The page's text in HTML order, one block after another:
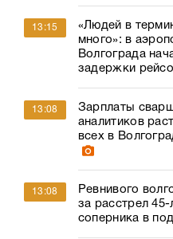
13:15
«Людей в
много»: в
Волгограда
задержки
13:08
Зарплаты
аналитиков
всех в
13:08
Ревнивого
за расстрел 45-
соперника в